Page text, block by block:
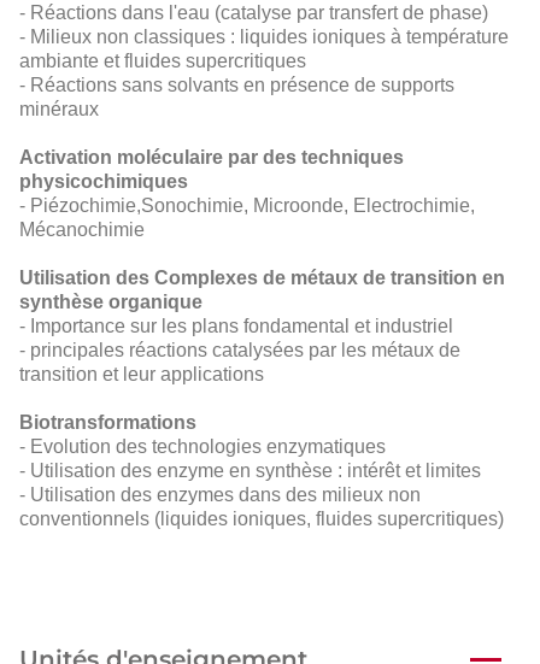
- Réactions dans l'eau (catalyse par transfert de phase)
- Milieux non classiques : liquides ioniques à température
ambiante et fluides supercritiques
- Réactions sans solvants en présence de supports
minéraux
Activation moléculaire par des techniques
physicochimiques
- Piézochimie,Sonochimie, Microonde, Electrochimie,
Mécanochimie
Utilisation des Complexes de métaux de transition en
synthèse organique
- Importance sur les plans fondamental et industriel
- principales réactions catalysées par les métaux de
transition et leur applications
Biotransformations
- Evolution des technologies enzymatiques
- Utilisation des enzyme en synthèse : intérêt et limites
- Utilisation des enzymes dans des milieux non
conventionnels (liquides ioniques, fluides supercritiques)